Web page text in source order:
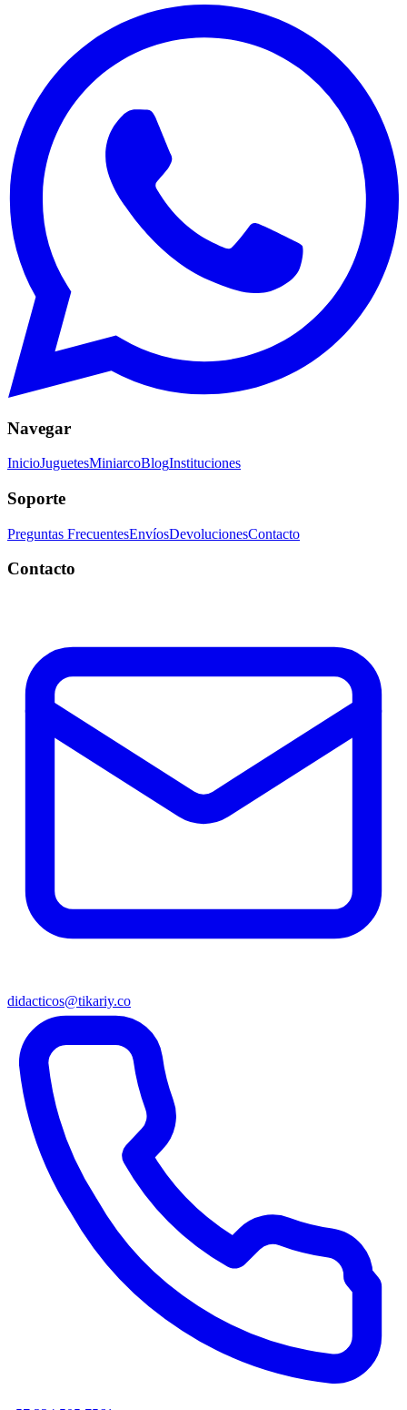
Navegar
InicioJuguetesMiniarcoBlogInstituciones
Soporte
Preguntas FrecuentesEnvíosDevolucionesContacto
Contacto
didacticos@tikariy.co